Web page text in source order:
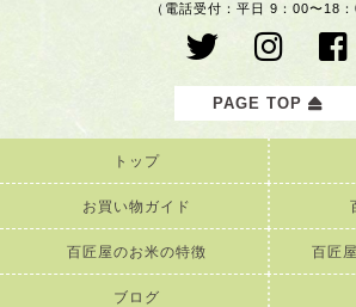
（電話受付：平日 9：00〜18：
PAGE TOP
トップ
お買い物ガイド
百匠屋のお米の特徴 百匠
ブログ